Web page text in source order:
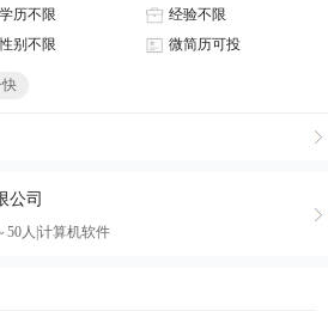
学历不限
经验不限
别不限 微简历可投
公司
50人|计算机软件